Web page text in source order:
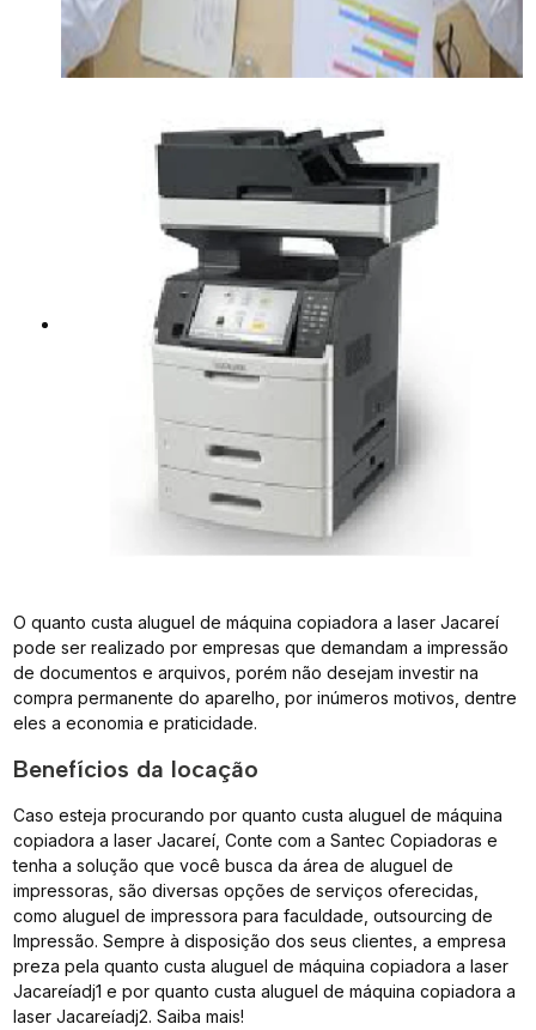
O quanto custa aluguel de máquina copiadora a laser Jacareí
pode ser realizado por empresas que demandam a impressão
de documentos e arquivos, porém não desejam investir na
compra permanente do aparelho, por inúmeros motivos, dentre
eles a economia e praticidade.
Benefícios da locação
Caso esteja procurando por quanto custa aluguel de máquina
copiadora a laser Jacareí, Conte com a Santec Copiadoras e
tenha a solução que você busca da área de aluguel de
impressoras, são diversas opções de serviços oferecidas,
como aluguel de impressora para faculdade, outsourcing de
Impressão. Sempre à disposição dos seus clientes, a empresa
preza pela quanto custa aluguel de máquina copiadora a laser
Jacareíadj1 e por quanto custa aluguel de máquina copiadora a
laser Jacareíadj2. Saiba mais!